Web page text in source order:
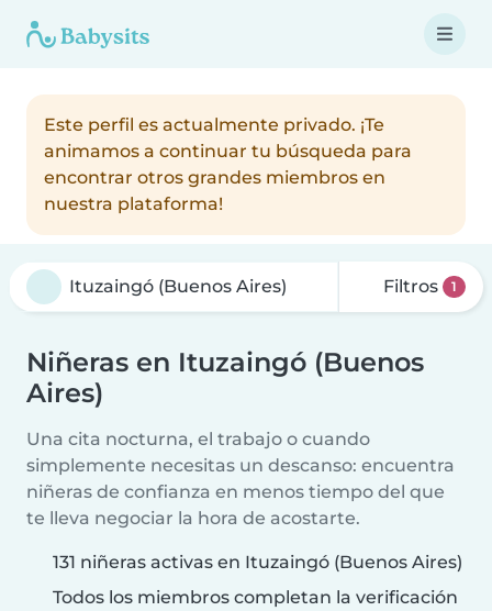
Este perfil es actualmente privado. ¡Te
animamos a continuar tu búsqueda para
encontrar otros grandes miembros en
nuestra plataforma!
Filtros 1
Niñeras en Ituzaingó (Buenos
Aires)
Una cita nocturna, el trabajo o cuando
simplemente necesitas un descanso: encuentra
niñeras de confianza en menos tiempo del que
te lleva negociar la hora de acostarte.
131 niñeras activas en Ituzaingó (Buenos Aires)
Todos los miembros completan la verificación